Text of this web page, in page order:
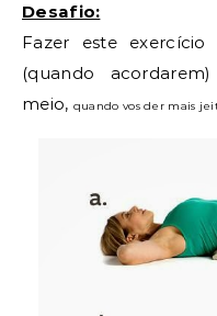
Desafio:
Fazer este exercício
(quando
meio, quando vos der mais